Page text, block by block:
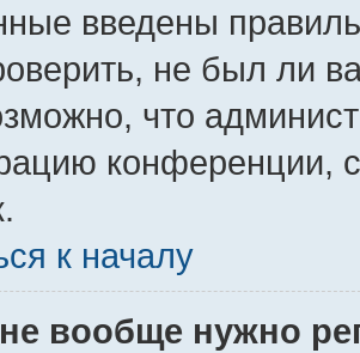
введены
не был ли
что
конференции,
к началу
вообще нужно